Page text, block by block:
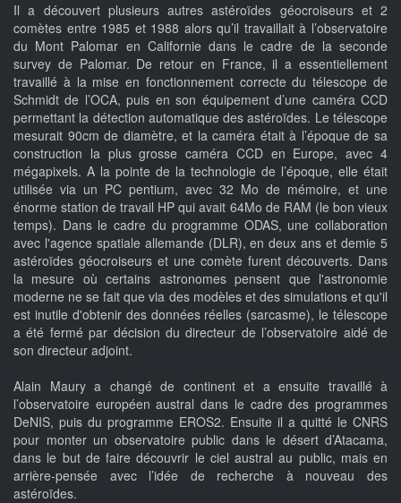
Il a découvert plusieurs autres astéroïdes géocroiseurs et 2
comètes entre 1985 et 1988 alors qu’il travaillait à l’observatoire
du Mont Palomar en Californie dans le cadre de la seconde
survey de Palomar. De retour en France, il a essentiellement
travaillé à la mise en fonctionnement correcte du télescope de
Schmidt de l’OCA, puis en son équipement d’une caméra CCD
permettant la détection automatique des astéroïdes. Le télescope
mesurait 90cm de diamètre, et la caméra était à l’époque de sa
construction la plus grosse caméra CCD en Europe, avec 4
mégapixels. A la pointe de la technologie de l’époque, elle était
utilisée via un PC pentium, avec 32 Mo de mémoire, et une
énorme station de travail HP qui avait 64Mo de RAM (le bon vieux
temps). Dans le cadre du programme ODAS, une collaboration
avec l'agence spatiale allemande (DLR), en deux ans et demie 5
astéroïdes géocroiseurs et une comète furent découverts. Dans
la mesure où certains astronomes pensent que l'astronomie
moderne ne se fait que via des modèles et des simulations et qu'il
est inutile d'obtenir des données réelles (sarcasme), le télescope
a été fermé par décision du directeur de l’observatoire aidé de
son directeur adjoint.
Alain Maury a changé de continent et a ensuite travaillé à
l’observatoire européen austral dans le cadre des programmes
DeNIS, puis du programme EROS2. Ensuite il a quitté le CNRS
pour monter un observatoire public dans le désert d’Atacama,
dans le but de faire découvrir le ciel austral au public, mais en
arrière-pensée avec l’idée de recherche à nouveau des
astéroïdes.